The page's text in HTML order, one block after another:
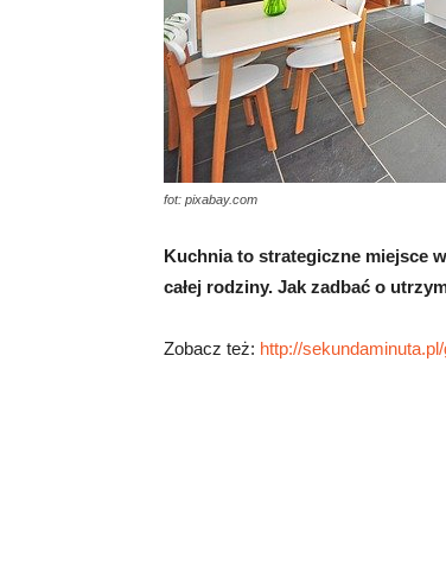
fot: pixabay.com
Kuchnia to strategiczne miejsce
całej rodziny. Jak zadbać o
Zobacz też: http://